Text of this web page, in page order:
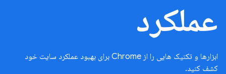
عملکرد
ابزارها و تکنیک هایی را از Chrome برای بهبود عملکرد سایت خود
کشف کنید.